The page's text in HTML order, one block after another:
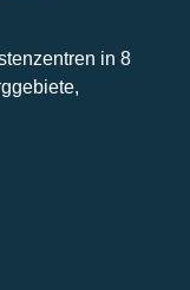
in 8